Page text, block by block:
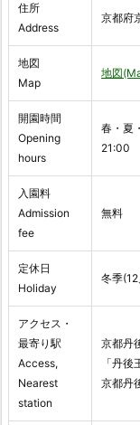
住所
Address
京都府
地図
Map
地図
開園時間
Opening
hours
春・夏
21:00
入園料
Admission
fee
無料
定休日
Holiday
冬季
アクセス・
最寄り駅
Access,
Nearest
station
京都丹
「丹
京都丹